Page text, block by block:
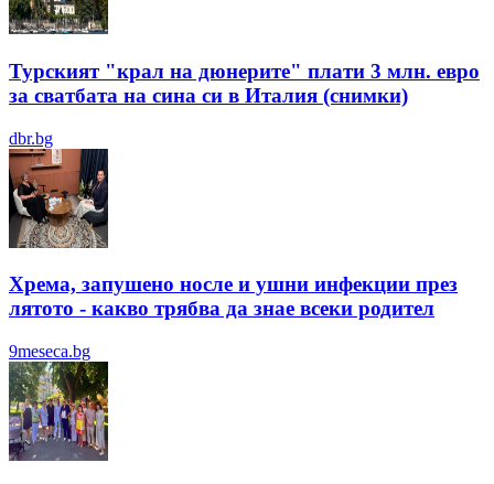
Турският "крал на дюнерите" плати 3 млн. евро
за сватбата на сина си в Италия (снимки)
dbr.bg
Хрема, запушено носле и ушни инфекции през
лятотo - какво трябва да знае всеки родител
9meseca.bg